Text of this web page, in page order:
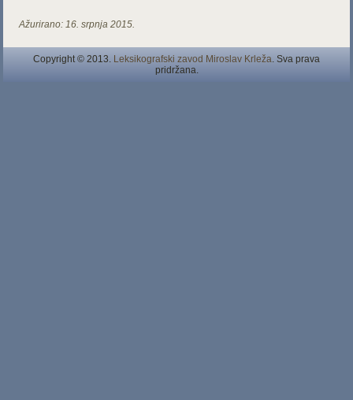
Ažurirano: 16. srpnja 2015.
Copyright © 2013. Leksikografski zavod Miroslav Krleža. Sva prava
pridržana.